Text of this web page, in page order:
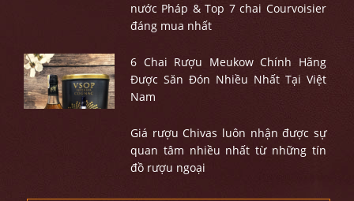
nước Pháp & Top 7 chai Courvoisier
đáng mua nhất
6 Chai Rượu Meukow Chính Hãng
Được Săn Đón Nhiều Nhất Tại Việt
Nam
Giá rượu Chivas luôn nhận được sự
quan tâm nhiều nhất từ những tín
đồ rượu ngoại